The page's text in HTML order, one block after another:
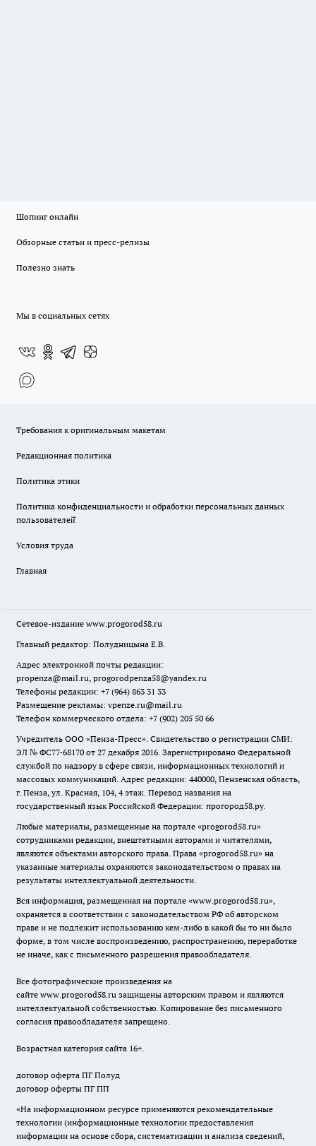
Шопинг онлайн
Обзорные статьи и пресс-релизы
Полезно знать
Мы в социальных сетях
Требования к оригинальным макетам
Редакционная политика
Политика этики
Политика конфиденциальности и обработки персональных данных
пользователей̆
Условия труда
Главная
Сетевое-издание www.progorod58.ru
Главный редактор: Полудницына Е.В.
Адрес электронной почты редакции:
propenza@mail.ru, progorodpenza58@yandex.ru
Телефоны редакции: +7 (964) 863 31 33
Размещение рекламы: vpenze.ru@mail.ru
Телефон коммерческого отдела: +7 (902) 205 50 66
Учредитель ООО «Пенза-Пресс». Свидетельство о регистрации СМИ:
ЭЛ № ФС77-68170 от 27 декабря 2016. Зарегистрировано Федеральной
службой по надзору в сфере связи, информационных технологий и
массовых коммуникаций. Адрес редакции: 440000, Пензенская область,
г. Пенза, ул. Красная, 104, 4 этаж. Перевод названия на
государственный язык Российской Федерации: прогород58.ру.
Любые материалы, размещенные на портале «progorod58.ru»
сотрудниками редакции, внештатными авторами и читателями,
являются объектами авторского права. Права «progorod58.ru» на
указанные материалы охраняются законодательством о правах на
результаты интеллектуальной деятельности.
Вся информация, размещенная на портале «www.progorod58.ru»,
охраняется в соответствии с законодательством РФ об авторском
праве и не подлежит использованию кем-либо в какой бы то ни было
форме, в том числе воспроизведению, распространению, переработке
не иначе, как с письменного разрешения правообладателя.
Все фотографические произведения на
сайте www.progorod58.ru защищены авторским правом и являются
интеллектуальной собственностью. Копирование без письменного
согласия правообладателя запрещено.
Возрастная категория сайта 16+.
договор оферта ПГ Полуд
договор оферты ПГ ПП
«На информационном ресурсе применяются рекомендательные
технологии (информационные технологии предоставления
информации на основе сбора, систематизации и анализа сведений,